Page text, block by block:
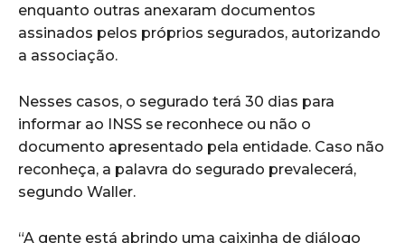
enquanto outras anexaram documentos
assinados pelos próprios segurados, autorizando
a associação.
Nesses casos, o segurado terá 30 dias para
informar ao INSS se reconhece ou não o
documento apresentado pela entidade. Caso não
reconheça, a palavra do segurado prevalecerá,
segundo Waller.
“A gente está abrindo uma caixinha de diálogo